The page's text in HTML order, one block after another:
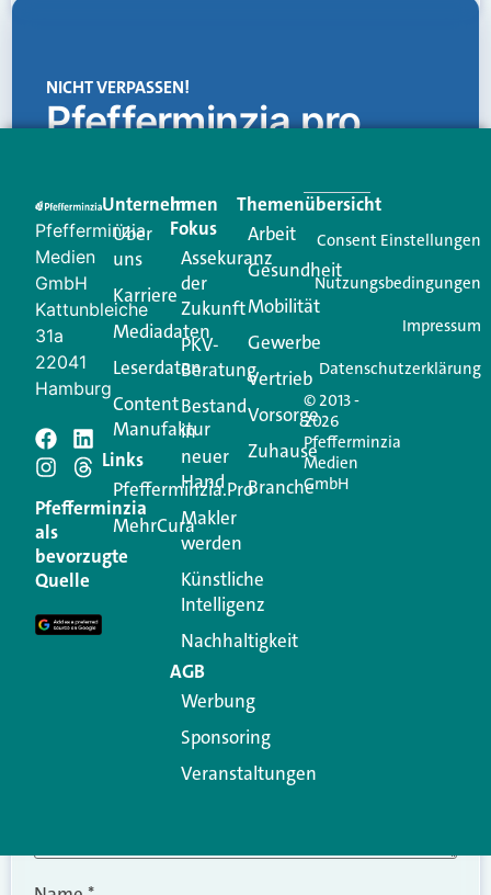
NICHT VERPASSEN!
Pfefferminzia.pro
Creator für Ihre Kundenkommunikation. Alles, was
Ihren Vertriebsalltag leichter macht. Mit nur einem
Login.
Jetzt anmelden
Schreiben Sie einen
Kommentar
Ihre E-Mail-Adresse wird nicht veröffentlicht.
Erforderliche Felder sind mit
Kommentar
Pfefferminzia
Medien
GmbH
Kattunbleiche
31a
22041
Hamburg
Pfefferminzia
als
bevorzugte
Quelle
Unternehmen
Über
uns
Karriere
Mediadaten
Leserdaten
Content
Manufaktur
Links
Pfefferminzia.Pro
MehrCura
Im
Fokus
Assekuranz
der
Zukunft
PKV-
Beratung
Bestand
in
neuer
Hand
Makler
werden
Künstliche
Intelligenz
Nachhaltigkeit
AGB
Werbung
Sponsoring
Veranstaltungen
Themenübersicht
Arbeit
Gesundheit
Mobilität
Gewerbe
Vertrieb
Vorsorge
Zuhause
Branche
© 2013 -
2026
Pfefferminzia
Medien
GmbH
Consent Einstellungen
Nutzungsbedingungen
Impressum
Datenschutzerklärung